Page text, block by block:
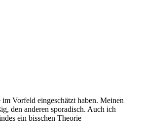
Vorfeld eingeschätzt haben. Meinen
den anderen sporadisch. Auch ich
ein bisschen Theorie